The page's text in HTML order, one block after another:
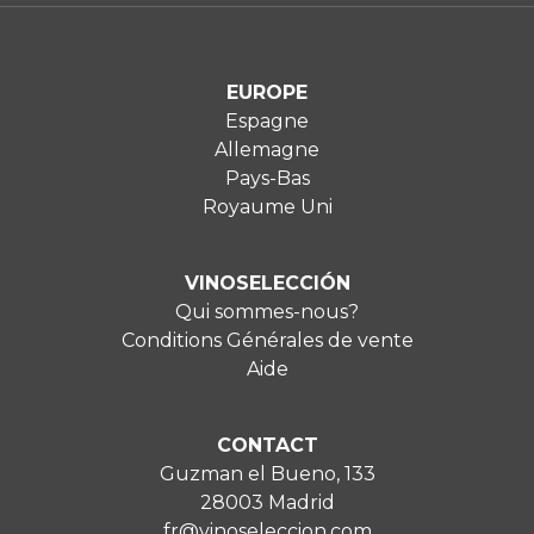
EUROPE
Espagne
Allemagne
Pays-Bas
Royaume Uni
VINOSELECCIÓN
Qui sommes-nous?
Conditions Générales de vente
Aide
CONTACT
Guzman el Bueno, 133
28003 Madrid